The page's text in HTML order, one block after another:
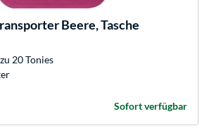
Beere, Tasche
20 Tonies
Sofort verfügbar